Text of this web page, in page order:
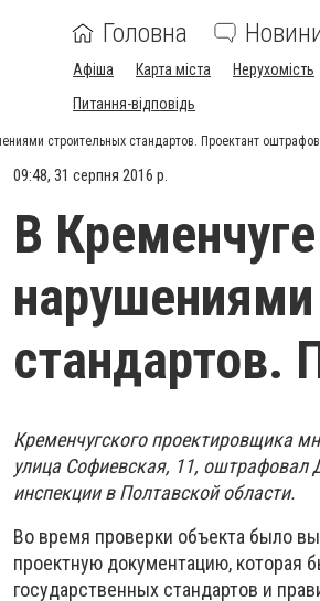
Головна
Афіша Карта міста Нерухомість
Питання-відповідь
строительных стандартов. Проектант
09:48, 31 серпня 2016 р.
В
стандартов.
Кременчугского проектировщика
улица Софиевская, 11, оштрафовал
инспекции в Полтавской области.
Во время проверки объекта было
проектную документацию, которая
государственных стандартов и